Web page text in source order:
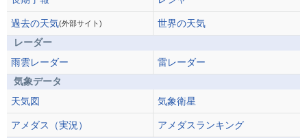
過去の天気(外部サイト)
世界の天気
レーダー
雨雲レーダー
雷レーダー
気象データ
天気図
気象衛星
アメダス（実況）
アメダスランキング